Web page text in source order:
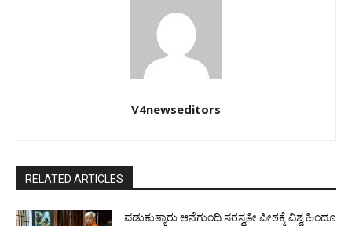
V4newseditors
RELATED ARTICLES
ಪಡುಕುತ್ಯಾರು ಆನೆಗುಂದಿ ಸರಸ್ವತೀ ಪೀಠಕ್ಕೆ ವಿಶ್ವ ಹಿಂದೂ